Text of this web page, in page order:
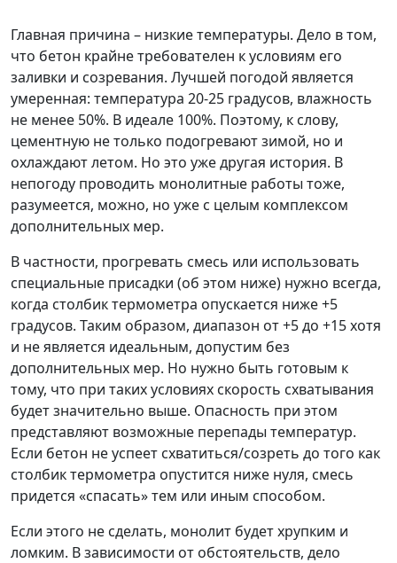
Главная причина – низкие температуры. Дело в том,
что бетон крайне требователен к условиям его
заливки и созревания. Лучшей погодой является
умеренная: температура 20-25 градусов, влажность
не менее 50%. В идеале 100%. Поэтому, к слову,
цементную не только подогревают зимой, но и
охлаждают летом. Но это уже другая история. В
непогоду проводить монолитные работы тоже,
разумеется, можно, но уже с целым комплексом
дополнительных мер.
В частности, прогревать смесь или использовать
специальные присадки (об этом ниже) нужно всегда,
когда столбик термометра опускается ниже +5
градусов. Таким образом, диапазон от +5 до +15 хотя
и не является идеальным, допустим без
дополнительных мер. Но нужно быть готовым к
тому, что при таких условиях скорость схватывания
будет значительно выше. Опасность при этом
представляют возможные перепады температур.
Если бетон не успеет схватиться/созреть до того как
столбик термометра опустится ниже нуля, смесь
придется «спасать» тем или иным способом.
Если этого не сделать, монолит будет хрупким и
ломким. В зависимости от обстоятельств, дело